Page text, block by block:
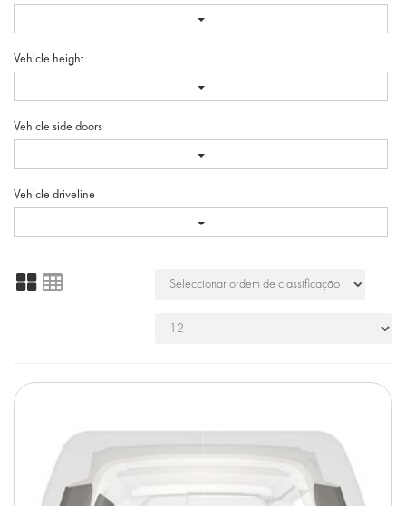
Vehicle height
Vehicle side doors
Vehicle driveline